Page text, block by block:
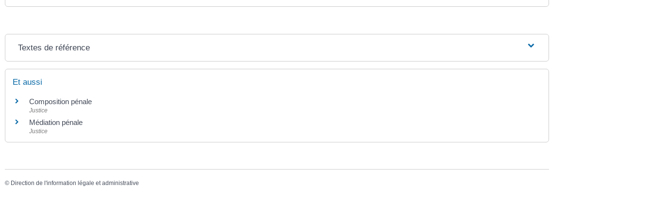
Textes de référence
Et aussi
Composition pénale
Justice
Médiation pénale
Justice
© Direction de l'information légale et administrative